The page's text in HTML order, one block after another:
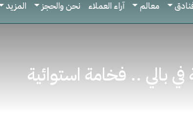
معالم آراء العملاء نحن والحجز المزيد
في بالي .. فخامة استوائية